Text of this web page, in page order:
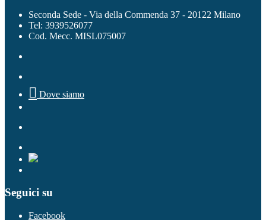
Seconda Sede - Via della Commenda 37 - 20122 Milano
Tel: 3939526077
Cod. Mecc. MISL075007
 Dove siamo
Seguici su
Facebook